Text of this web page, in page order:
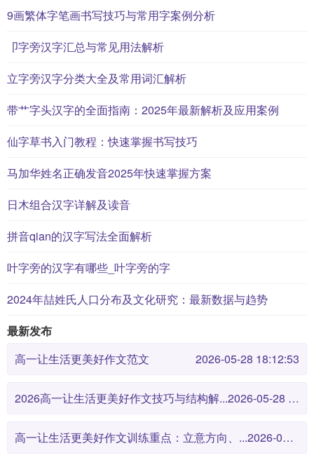
9画繁体字笔画书写技巧与常用字案例分析
卩字旁汉字汇总与常见用法解析
立字旁汉字分类大全及常用词汇解析
带艹字头汉字的全面指南：2025年最新解析及应用案例
仙字草书入门教程：快速掌握书写技巧
马加华姓名正确发音2025年快速掌握方案
日木组合汉字详解及读音
拼音qian的汉字写法全面解析
叶字旁的汉字有哪些_叶字旁的字
2024年喆姓氏人口分布及文化研究：最新数据与趋势
最新发布
高一让生活更美好作文范文
2026-05-28 18:12:53
2026高一让生活更美好作文技巧与结构解... 2026-05-28 18:12:46
高一让生活更美好作文训练重点：立意方向、... 2026-05-28 18:12:38